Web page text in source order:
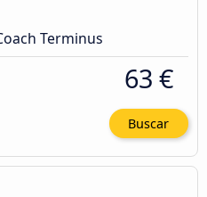
Terminus
63 €
Buscar